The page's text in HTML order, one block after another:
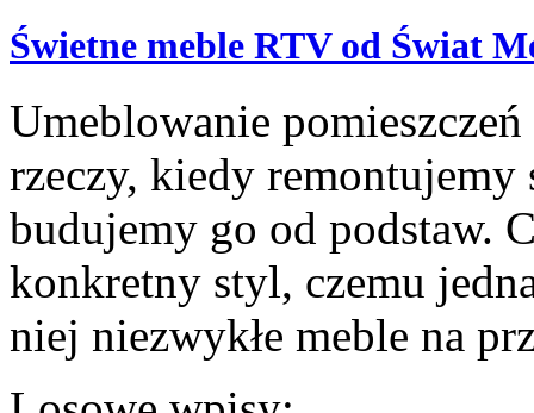
Świetne meble RTV od Świat
Umeblowanie
rzeczy, kiedy
budujemy go od podstaw.
konkretny styl, czemu
niej niezwykłe meble na